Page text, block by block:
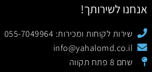
אנחנו לשירותך!
שירות לקוחות ומכירות: 055-7049964
info@yahalomd.co.il
שחם 8 פתח תקווה